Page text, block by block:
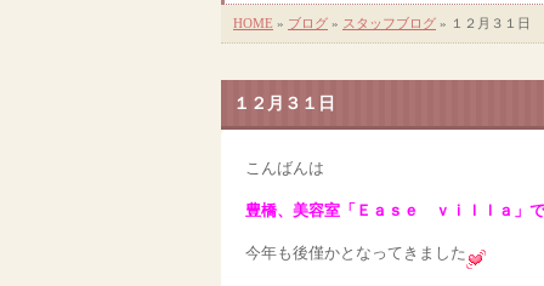
HOME » ブログ » スタッフブログ » １２月３１日
１２月３１日
こんばんは
豊橋、美容室「Ｅａｓｅ ｖｉｌｌａ」
今年も後僅かとなってきました